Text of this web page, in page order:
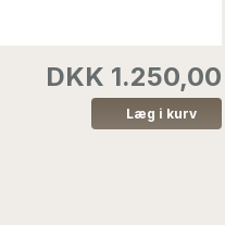
DKK 1.250,00